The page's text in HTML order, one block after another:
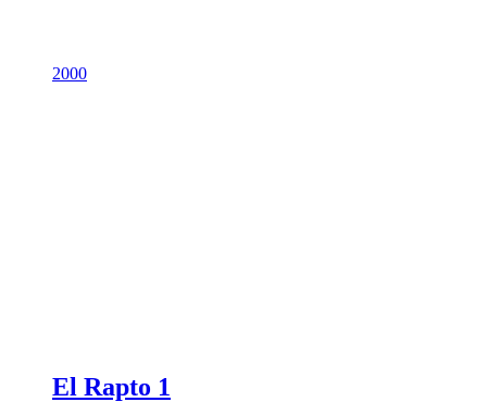
2000
El Rapto 1